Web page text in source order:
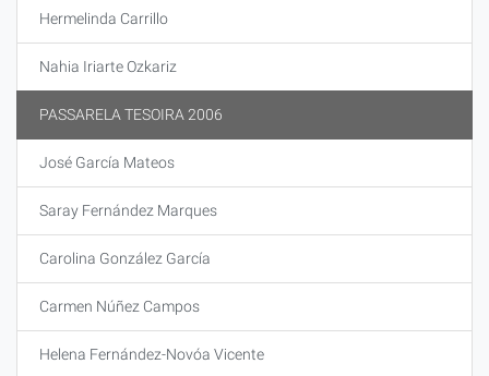
Hermelinda Carrillo
Nahia Iriarte Ozkariz
PASSARELA TESOIRA 2006
José García Mateos
Saray Fernández Marques
Carolina González García
Carmen Núñez Campos
Helena Fernández-Novóa Vicente